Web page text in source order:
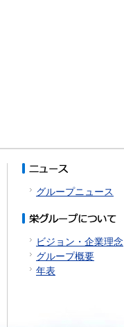
グループニュース
ビジョン・企業理念
グループ概要
年表